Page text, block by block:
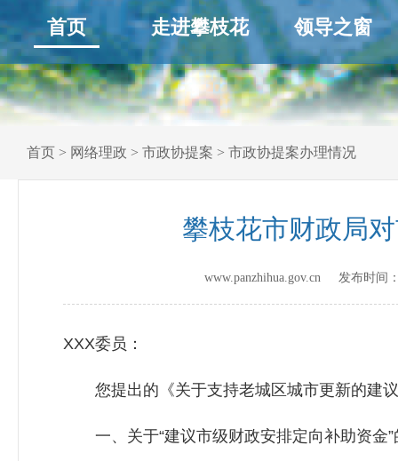
首页 走进攀枝花 领导之窗
首页 > 网络理政 > 市政协提案 > 市政协提案办理情况
攀枝花市财政局
www.panzhihua.gov.cn 发布时间
XXX委员：
您提出的《关于支持老城区城市更新的建议
一、关于“建议市级财政安排定向补助资金”